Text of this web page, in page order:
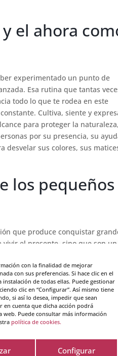
con la finalidad de mejorar
con sus preferencias. Si hace clic en el
de todas ellas. Puede gestionar
clic en “Configurar”. Así mismo tiene
si así lo desea, impedir que sean
en cuenta que dicha acción podrá
web. Puede consultar más información
política de cookies.
Configurar
el ahora
experimentado un punto de
Esa rutina que tantas
todo lo que te rodea en este
Cultiva, siente y
para proteger la naturaleza,
por su presencia, su
desvelar sus colores, sus
los pequeños
que produce conquistar
vivir el presente, sino que son un
que requieren altas dosis
ilimitados, conviene acotar y
de percibir
no percibes resultados ante